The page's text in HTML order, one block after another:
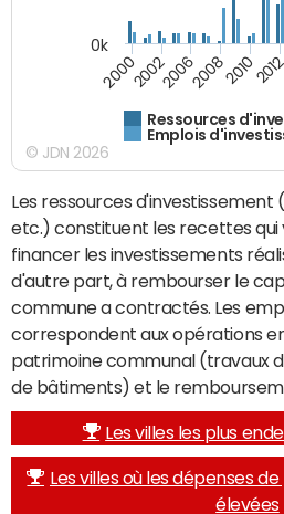
Ressources
Emplois
20002002200620082010
0k
© JDN 2026
Les ressources d'investissement
etc.) constituent les recettes qui
financer les investissements
d'autre part, à rembourser le
commune a contractés. Les
correspondent aux opérations
patrimoine communal (travaux
de bâtiments) et le
Les villes les plus
Les villes où les dépenses
élevées